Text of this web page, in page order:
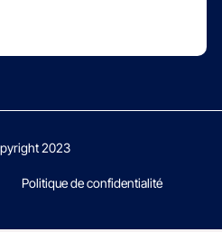
2023
Politique de confidentialité